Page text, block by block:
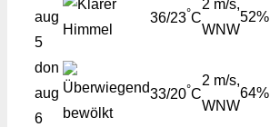
aug
5
36/23°C
2 m/s,
WNW
52%
don
aug
6
33/20°C
2 m/s,
WNW
64%